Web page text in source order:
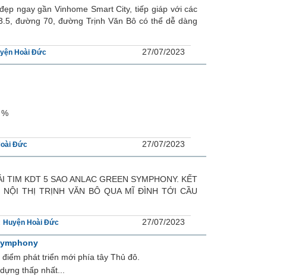
ngay gần Vinhome Smart City, tiếp giáp với các
đường 70, đường Trịnh Văn Bô có thể dễ dàng
Hoài Đức 27/07/2023
Đức 27/07/2023
TIM KDT 5 SAO ANLAC GREEN SYMPHONY. KẾT
THỊ TRỊNH VĂN BÔ QUA MĨ ĐÌNH TỚI CẦU
Huyện Hoài Đức 27/07/2023
phát triển mới phía tây Thủ đô.
thấp nhất...